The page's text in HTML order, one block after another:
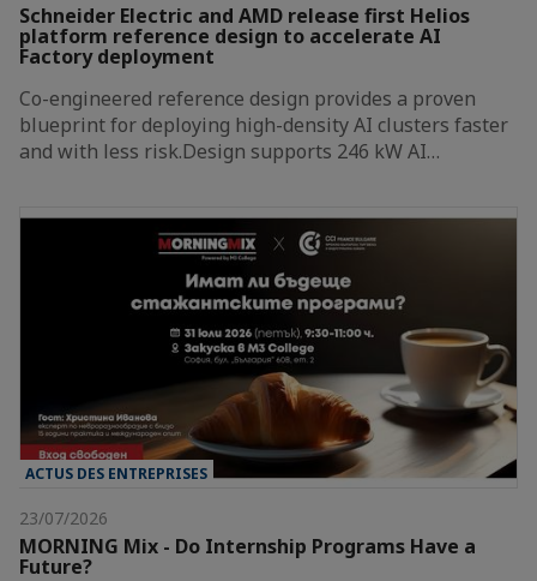
Schneider Electric and AMD release first Helios
platform reference design to accelerate AI
Factory deployment
Co-engineered reference design provides a proven
blueprint for deploying high-density AI clusters faster
and with less risk.Design supports 246 kW AI…
ACTUS DES ENTREPRISES
23/07/2026
MORNING Mix - Do Internship Programs Have a
Future?